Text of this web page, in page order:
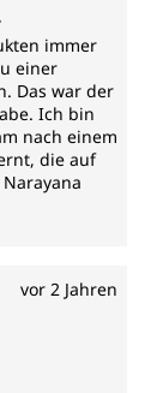
immer
einer
Das war der
Ich bin
nach einem
die auf
vor 2 Jahren
5 Sternen